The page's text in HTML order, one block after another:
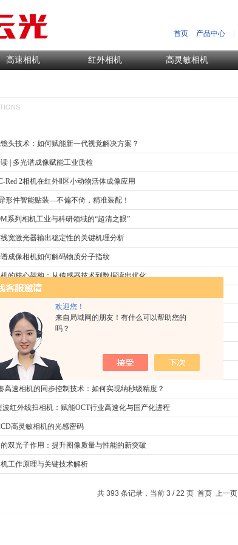
欢迎您！
来自局域网的朋友！有什么可以帮助您的
吗？
首页 产品中心
高速相机 红外相机 高灵敏相机
头技术：如何赋能新一代视觉解决方案？
| 多光谱成像赋能工业质检
Red 2相机在红外Ⅱ区小动物活体成像应用
形件智能贴装—不偏不倚，精准装配！
系列相机工业与科研领域的“超清之眼”
宽激光器输出稳定性的关键机理分析
成像相机如何解码物质分子指纹
的核心架构：从传感器技术到数据读出优化
光谱成像如何开启透视万物新维度
100℃的高灵敏神器：Andor iXon系列EMCCD，科研党看过来
场重建系统让数字人制作快一步、省一半
捕捉系统助力傅利叶具身智能全身运控研究
/三目视觉引擎，开启实时三维世界构建新纪元
高速相机的同步控制技术：如何实现纳秒级精度？
红外线扫相机：赋能OCT行业高速化与国产化进程
高灵敏相机的光感密码
双光子作用：提升图像质量与性能的新突破
工作原理与关键技术解析
共 393 条记录，当前 3 / 22 页 首页 上一页